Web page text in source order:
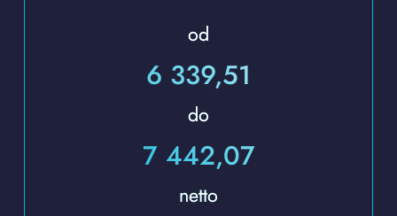
od
6 339,51
do
7 442,07
netto